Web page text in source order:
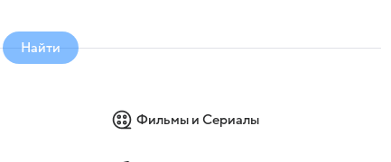
Найти
Фильмы и Сериалы